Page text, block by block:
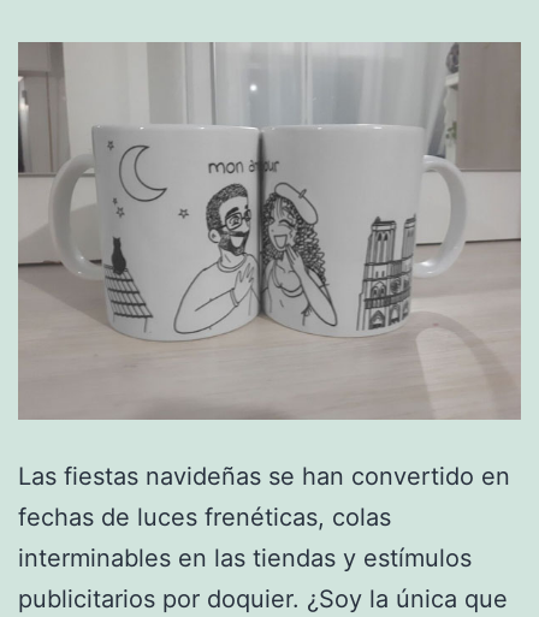
Las fiestas navideñas se han convertido en
fechas de luces frenéticas, colas
interminables en las tiendas y estímulos
publicitarios por doquier. ¿Soy la única que